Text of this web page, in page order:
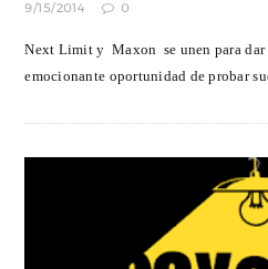
9/15/2014 0
Next Limit y Maxon se unen para dar
emocionante oportunidad de probar